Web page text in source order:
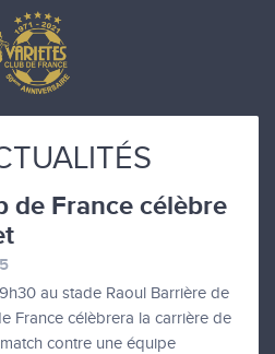
de France célèbre
au stade Raoul Barrière de
France célèbrera la carrière de
contre une équipe